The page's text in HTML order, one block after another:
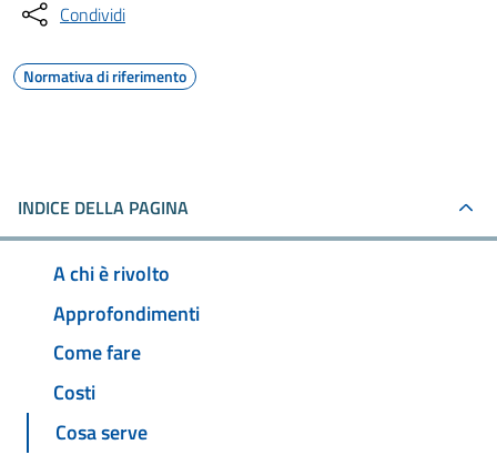
Condividi
Normativa di riferimento
INDICE DELLA PAGINA
A chi è rivolto
Approfondimenti
Come fare
Costi
Cosa serve